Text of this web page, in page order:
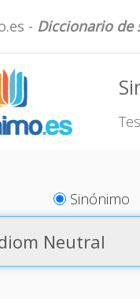
- Diccionario de
Sinónimo